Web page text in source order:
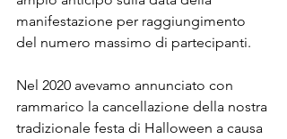
manifestazione per raggiungimento
del numero massimo di partecipanti.
Nel 2020 avevamo annunciato con
rammarico la cancellazione della nostra
tradizionale festa di Halloween a causa